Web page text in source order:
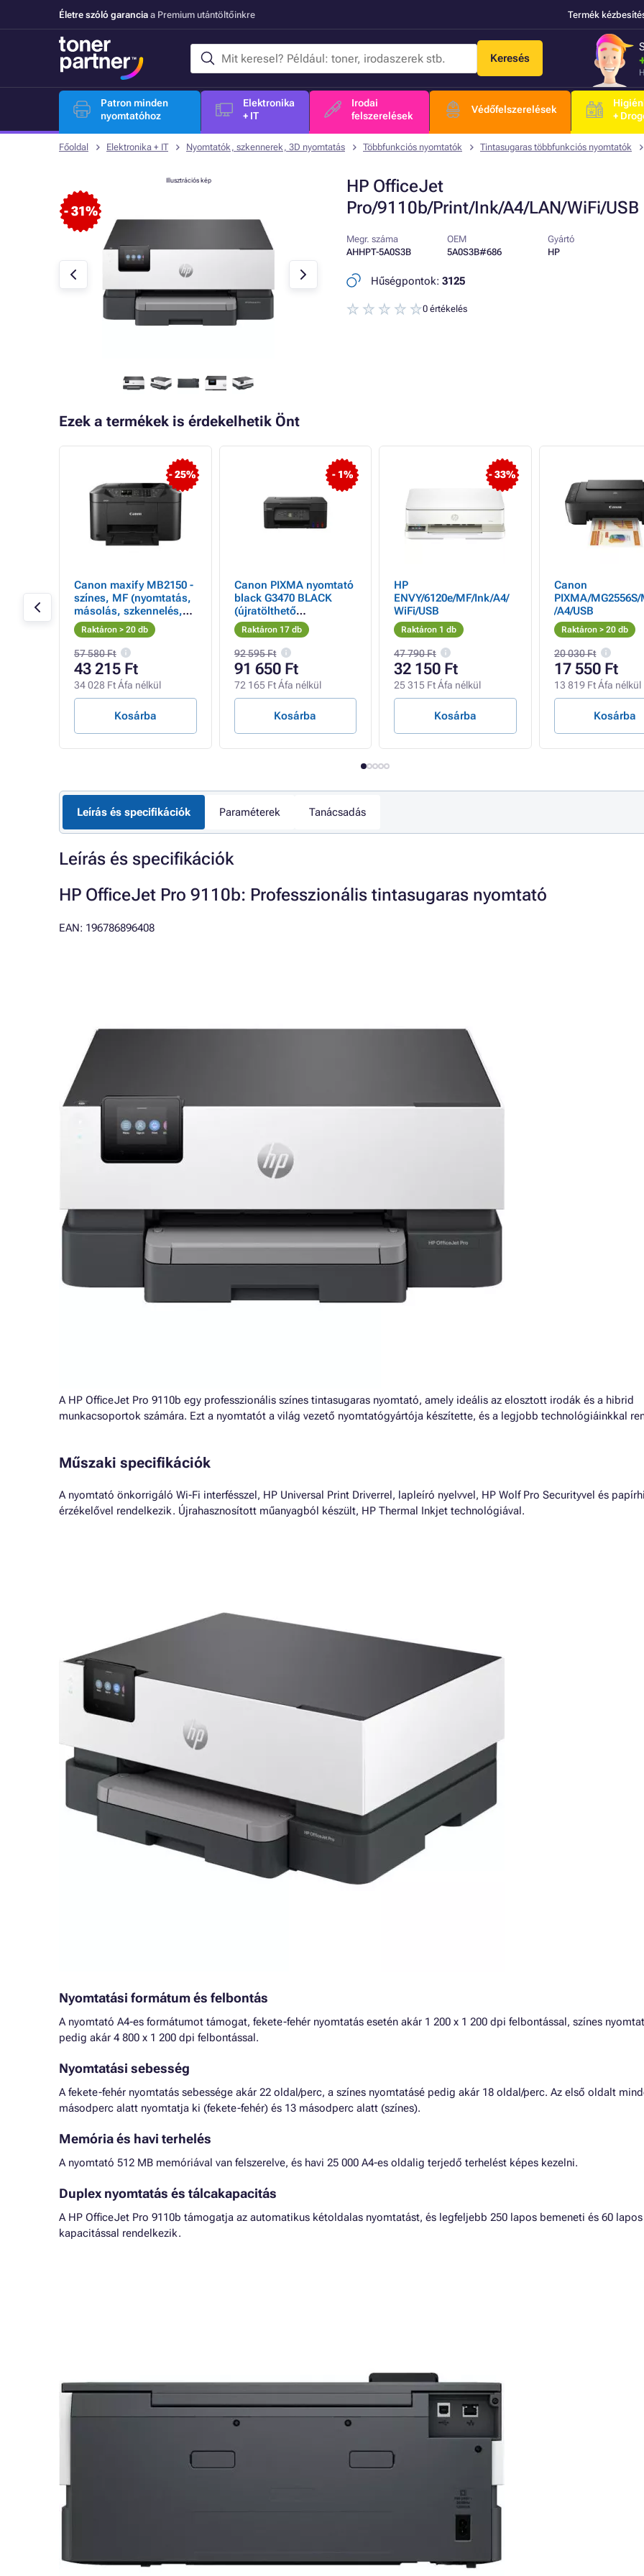
Életre szóló garancia a Premium utántöltőinkre Termék
Keresés
Patron minden
nyomtatóhoz
Elektronika
+ IT
Irodai
felszerelések
Védőfelszerelések
+
Főoldal Elektronika + IT Nyomtatók, szkennerek, 3D nyomtatás Többfunkciós nyomtatók Tintasugaras többfunkciós nyomtatók
HP OfficeJet
Pro/9110b/Print/Ink/A4/LAN/WiFi/USB
- 31%
Illusztrációs kép
Megr. száma
AHHPT-5A0S3B
OEM
5A0S3B#686
Gyártó
HP
Hűségpontok: 3125
0 értékelés
Ezek a termékek is érdekelhetik Önt
128
- 25%
Canon maxify MB2150 -
színes, MF (nyomtatás,
másolás, szkennelés,
faxolás, cloud), duplex
ADF, USB, Wi-Fi
Raktáron > 20 db
57 580 Ft
43 215 Ft
34 028 Ft Áfa nélkül
Kosárba
- 1%
Canon PIXMA nyomtató
black G3470 BLACK
(újratölthető
tintapatronok) - MF
(nyomtatás, másolás,
szkennelés), USB, Wi-Fi
- A4/11min.
Raktáron 17 db
92 595 Ft
91 650 Ft
72 165 Ft Áfa nélkül
Kosárba
- 33%
HP
ENVY/6120e/MF/Ink/A4/
WiFi/USB
Raktáron 1 db
47 790 Ft
32 150 Ft
25 315 Ft Áfa nélkül
Kosárba
Canon
PIXMA/
/A4/USB
Raktáron > 20 db
20 030 Ft
17 550 Ft
13 819 Ft Áfa nélkül
Kosárba
Leírás és specifikációk Paraméterek Tanácsadás
Leírás és specifikációk
HP OfficeJet Pro 9110b: Professzionális tintasugaras nyomtató
EAN: 196786896408
A HP OfficeJet Pro 9110b egy professzionális színes tintasugaras nyomtató, amely ideális az elosztott irodák és a hibrid
munkacsoportok számára. Ezt a nyomtatót a világ vezető nyomtatógyártója készítette, és a legjobb technológiáinkkal
Műszaki specifikációk
A nyomtató önkorrigáló Wi-Fi interfésszel, HP Universal Print Driverrel, lapleíró nyelvvel, HP Wolf Pro Securityvel és
érzékelővel rendelkezik. Újrahasznosított műanyagból készült, HP Thermal Inkjet technológiával.
Nyomtatási formátum és felbontás
A nyomtató A4-es formátumot támogat, fekete-fehér nyomtatás esetén akár 1 200 x 1 200 dpi felbontással, színes
pedig akár 4 800 x 1 200 dpi felbontással.
Nyomtatási sebesség
A fekete-fehér nyomtatás sebessége akár 22 oldal/perc, a színes nyomtatásé pedig akár 18 oldal/perc. Az első oldalt
másodperc alatt nyomtatja ki (fekete-fehér) és 13 másodperc alatt (színes).
Memória és havi terhelés
A nyomtató 512 MB memóriával van felszerelve, és havi 25 000 A4-es oldalig terjedő terhelést képes kezelni.
Duplex nyomtatás és tálcakapacitás
A HP OfficeJet Pro 9110b támogatja az automatikus kétoldalas nyomtatást, és legfeljebb 250 lapos bemeneti és 60
kapacitással rendelkezik.